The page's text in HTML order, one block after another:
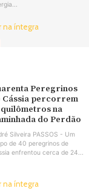
na íntegra
Peregrinos
Cássia percorrem
quilômetros na
do Perdão
Silveira PASSOS - Um
de 40 peregrinos de
enfrentou cerca de 24...
na íntegra